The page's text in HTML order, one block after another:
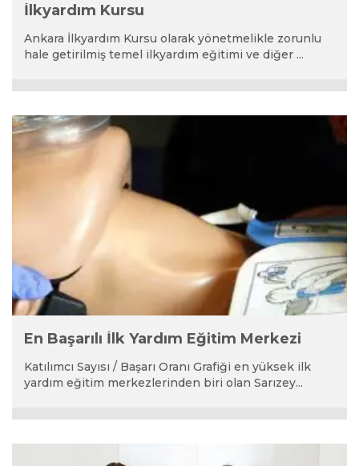
İlkyardım Kursu
Ankara İlkyardım Kursu olarak yönetmelikle zorunlu
hale getirilmiş temel ilkyardım eğitimi ve diğer ...
En Başarılı İlk Yardım Eğitim Merkezi
Katılımcı Sayısı / Başarı Oranı Grafiği en yüksek ilk
yardım eğitim merkezlerinden biri olan Sarızey...